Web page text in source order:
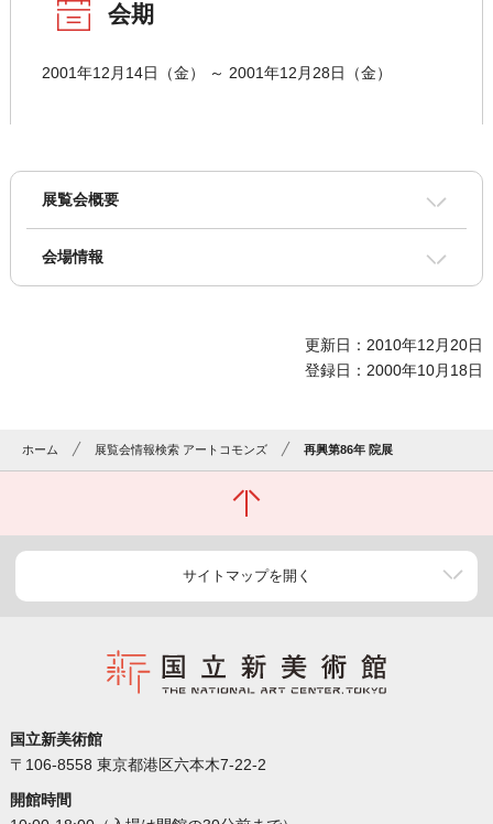
会期
2001年12月14日（金） ～ 2001年12月28日（金）
展覧会概要
会場情報
更新日：2010年12月20日
登録日：2000年10月18日
ホーム 展覧会情報検索 アートコモンズ 再興第86年 院展
サイトマップを開く
国立新美術館
〒106-8558 東京都港区六本木7-22-2
開館時間